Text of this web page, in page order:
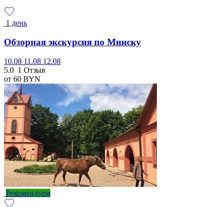
1 день
Обзорная экскурсия по Минску
10.08 11.08 12.08
5.0 1 Отзыв
от 60 BYN
Рекомендуем